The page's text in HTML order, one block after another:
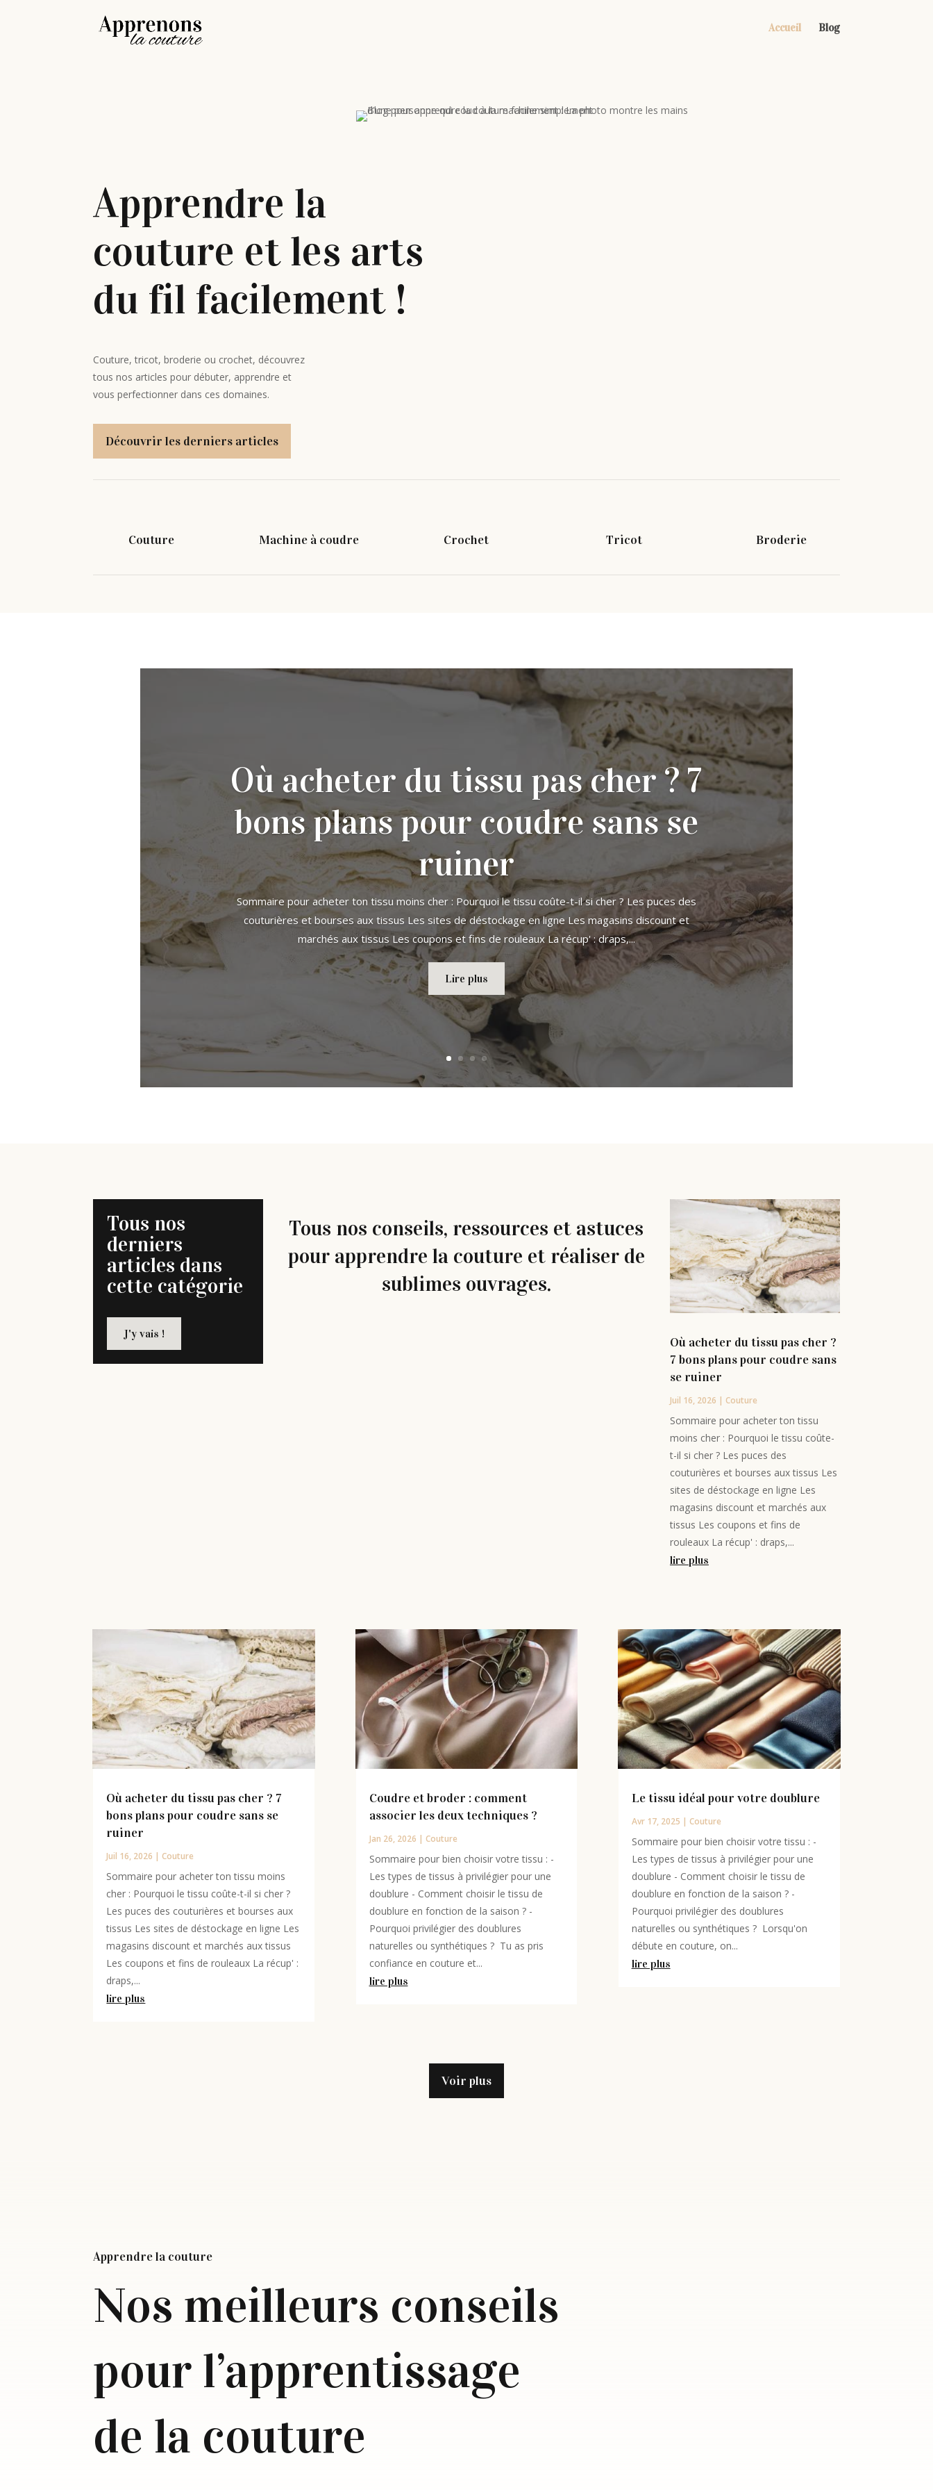
Accueil Blog
Apprendre la
couture et les arts
du fil facilement !
Couture, tricot, broderie ou crochet, découvrez
tous nos articles pour débuter, apprendre et
vous perfectionner dans ces domaines.
Découvrir les derniers articles
Couture Machine à coudre Crochet Tricot Broderie
Où acheter du tissu pas cher ? 7
bons plans pour coudre sans se
ruiner
Sommaire pour acheter ton tissu moins cher : Pourquoi le tissu coûte-t-il si cher ? Les puces des
couturières et bourses aux tissus Les sites de déstockage en ligne Les magasins discount et
marchés aux tissus Les coupons et fins de rouleaux La récup' : draps,...
Lire plus
Tous nos
derniers
articles dans
cette catégorie
J'y vais !
Tous nos conseils, ressources et astuces
pour apprendre la couture et réaliser de
sublimes ouvrages.
Où acheter du tissu pas cher ?
7 bons plans pour coudre sans
se ruiner
Juil 16, 2026 | Couture
Sommaire pour acheter ton tissu
moins cher : Pourquoi le tissu coûte-
t-il si cher ? Les puces des
couturières et bourses aux tissus Les
sites de déstockage en ligne Les
magasins discount et marchés aux
tissus Les coupons et fins de
rouleaux La récup' : draps,...
lire plus
Où acheter du tissu pas cher ? 7
bons plans pour coudre sans se
ruiner
Juil 16, 2026 |Couture
Sommaire pour acheter ton tissu moins
cher : Pourquoi le tissu coûte-t-il si cher ?
Les puces des couturières et bourses aux
tissus Les sites de déstockage en ligne Les
magasins discount et marchés aux tissus
Les coupons et fins de rouleaux La récup' :
draps,...
lire plus
Coudre et broder : comment
associer les deux techniques ?
Jan 26, 2026 | Couture
Sommaire pour bien choisir votre tissu : -
Les types de tissus à privilégier pour une
doublure - Comment choisir le tissu de
doublure en fonction de la saison ? -
Pourquoi privilégier des doublures
naturelles ou synthétiques ? Tu as pris
confiance en couture et...
lire plus
Le tissu idéal pour votre doublure
Avr 17, 2025 | Couture
Sommaire pour bien choisir votre tissu : -
Les types de tissus à privilégier pour une
doublure - Comment choisir le tissu de
doublure en fonction de la saison ? -
Pourquoi privilégier des doublures
naturelles ou synthétiques ? Lorsqu'on
débute en couture, on...
lire plus
Voir plus
Apprendre la couture
Nos meilleurs conseils
pour l’apprentissage
de la couture